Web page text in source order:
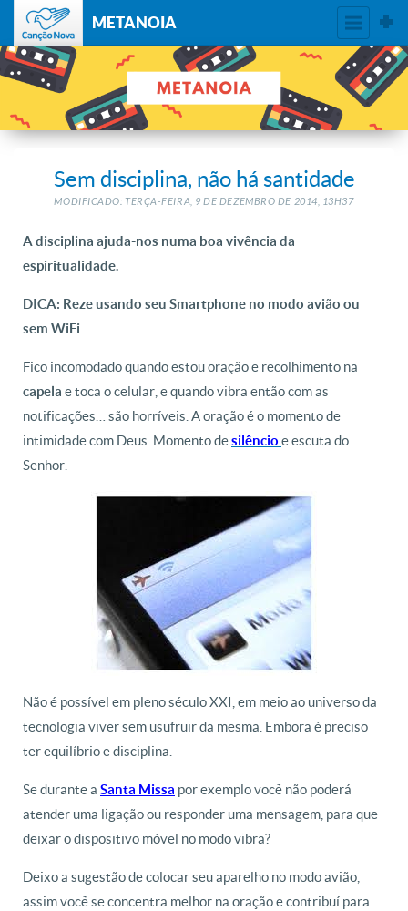
METANOIA
Sem disciplina, não há santidade
MODIFICADO: TERÇA-FEIRA, 9DE DEZEMBRO DE 2014, 13H37
A disciplina ajuda-nos numa boa vivência da
espiritualidade.
DICA: Reze usando seu Smartphone no modo avião ou
sem WiFi
Fico incomodado quando estou oração e recolhimento na
capela e toca o celular, e quando vibra então com as
notificações… são horríveis. A oração é o momento de
intimidade com Deus. Momento desilêncio e escuta do
Senhor.
Não é possível em pleno século XXI, em meio ao universo da
tecnologia viver sem usufruir da mesma. Embora é preciso
ter equilíbrio e disciplina.
Se durante a Santa Missa por exemplo você não poderá
atender uma ligação ou responder uma mensagem, para que
deixar o dispositivo móvel no modo vibra?
Deixo a sugestão de colocar seu aparelho no modo avião,
assim você se concentra melhor na oração e contribuí para